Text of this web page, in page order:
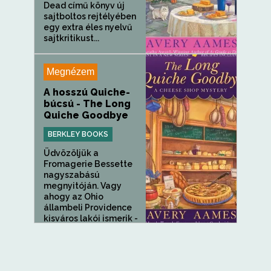
Dead című könyv új
sajtboltos rejtélyében
egy extra éles nyelvű
sajtkritikust...
Megnézem
A hosszú Quiche-
búcsú - The Long
Quiche Goodbye
BERKLEY BOOKS
Üdvözöljük a
Fromagerie Bessette
nagyszabású
megnyitóján. Vagy
ahogy az Ohio
állambeli Providence
kisváros lakói ismerik -